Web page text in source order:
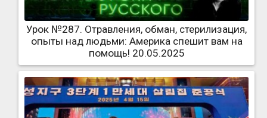
Урок №287. Отравления, обман, стерилизация,
опыты над людьми: Америка спешит вам на
помощь! 20.05.2025